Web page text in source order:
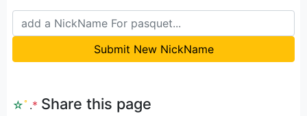
Submit New NickName
☆ﾟ .* Share this page